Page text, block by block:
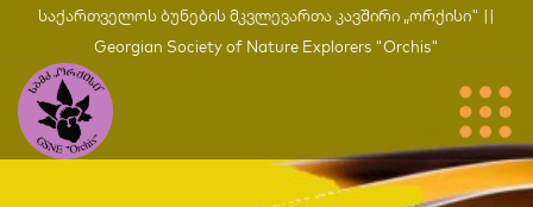
საქართველოს ბუნების მკვლევართა კავშირი „ორქისი" ||
Georgian Society of Nature Explorers "Orchis"